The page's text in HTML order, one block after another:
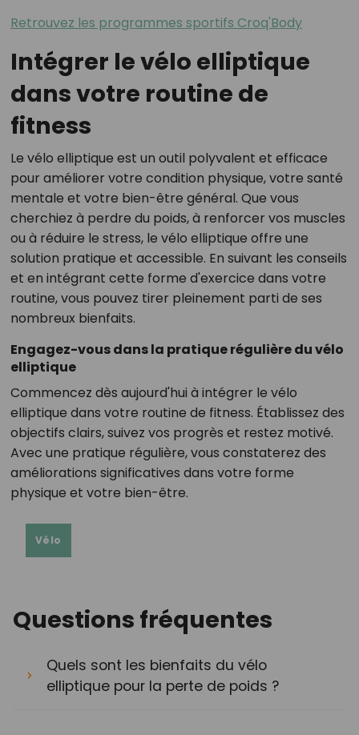
Retrouvez les programmes sportifs Croq'Body
Intégrer le vélo elliptique
dans votre routine de
fitness
Le vélo elliptique est un outil polyvalent et efficace
pour améliorer votre condition physique, votre santé
mentale et votre bien-être général. Que vous
cherchiez à perdre du poids, à renforcer vos muscles
ou à réduire le stress, le vélo elliptique offre une
solution pratique et accessible. En suivant les conseils
et en intégrant cette forme d'exercice dans votre
routine, vous pouvez tirer pleinement parti de ses
nombreux bienfaits.
Engagez-vous dans la pratique régulière du vélo
elliptique
Commencez dès aujourd'hui à intégrer le vélo
elliptique dans votre routine de fitness. Établissez des
objectifs clairs, suivez vos progrès et restez motivé.
Avec une pratique régulière, vous constaterez des
améliorations significatives dans votre forme
physique et votre bien-être.
Vélo
Questions fréquentes
Quels sont les bienfaits du vélo
elliptique pour la perte de poids ?